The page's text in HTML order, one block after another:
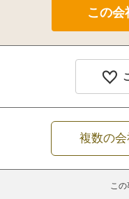
複数の
こ